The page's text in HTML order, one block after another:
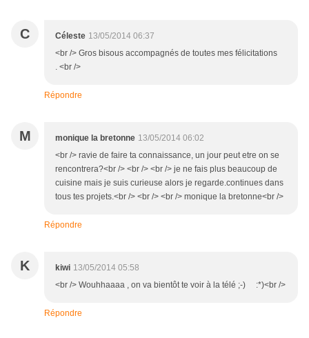
C Céleste 13/05/2014 06:37
<br /> Gros bisous accompagnés de toutes mes félicitations
. <br />
Répondre
M monique la bretonne 13/05/2014 06:02
<br /> ravie de faire ta connaissance, un jour peut etre on se
rencontrera?<br /> <br /> <br /> je ne fais plus beaucoup de
cuisine mais je suis curieuse alors je regarde.continues dans
tous tes projets.<br /> <br /> <br /> monique la bretonne<br />
Répondre
K kiwi 13/05/2014 05:58
<br /> Wouhhaaaa , on va bientôt te voir à la télé ;-) :*)<br />
Répondre